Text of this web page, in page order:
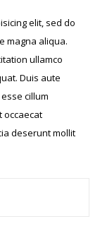
elit, sed do
magna aliqua.
ullamco
Duis aute
cillum
occaecat
deserunt mollit